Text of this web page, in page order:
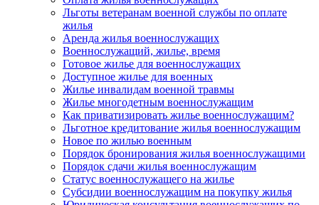
Льготы ветеранам военной службы по оплате
жилья
Аренда жилья военнослужащих
Военнослужащий, жилье, время
Готовое жилье для военнослужащих
Доступное жилье для военных
Жилье инвалидам военной травмы
Жилье многодетным военнослужащим
Как приватизировать жилье военнослужащим?
Льготное кредитование жилья военнослужащим
Новое по жилью военным
Порядок бронирования жилья военнослужащими
Порядок сдачи жилья военнослужащим
Статус военнослужащего на жилье
Субсидии военнослужащим на покупку жилья